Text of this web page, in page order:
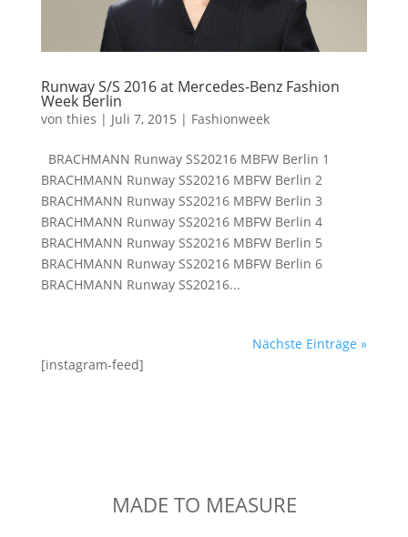
Runway S/S 2016 at Mercedes-Benz Fashion
Week Berlin
von thies | Juli 7, 2015 | Fashionweek
BRACHMANN Runway SS20216 MBFW Berlin 1
BRACHMANN Runway SS20216 MBFW Berlin 2
BRACHMANN Runway SS20216 MBFW Berlin 3
BRACHMANN Runway SS20216 MBFW Berlin 4
BRACHMANN Runway SS20216 MBFW Berlin 5
BRACHMANN Runway SS20216 MBFW Berlin 6
BRACHMANN Runway SS20216...
Nächste Einträge »
[instagram-feed]
MADE TO MEASURE